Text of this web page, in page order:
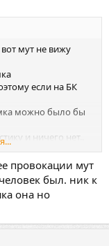
мут не вижу
если на БК
можно было бы
и ничего нет..
провокации мут
был. ник к
она но